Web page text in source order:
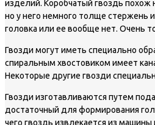
изделий. Коробчатый гвоздь похож
но у него немного толще стержень
головка или ее вообще нет. Очень
Гвозди могут иметь специально
спиральным хвостовиком имеет
Некоторые другие гвозди
Гвозди изготавливаются путем
достаточный для формирования
чего гвоздь извлекается из